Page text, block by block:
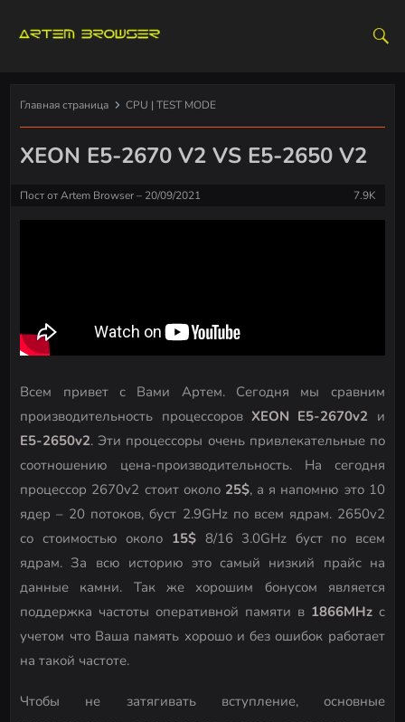
Главная страница CPU | TEST MODE
XEON E5-2670 V2 VS E5-2650 V2
Пост отArtem Browser 20/09/2021 7.9K
Всем привет с Вами Артем. Сегодня мы сравним
производительность процессоров XEON E5-2670v2 и
E5-2650v2. Эти процессоры очень привлекательные по
соотношению цена-производительность. На сегодня
процессор 2670v2 стоит около 25$, а я напомню это 10
ядер – 20 потоков, буст 2.9GHz по всем ядрам. 2650v2
со стоимостью около 15$8/16 3.0GHz буст по всем
ядрам. За всю историю это самый низкий прайс на
данные камни. Так же хорошим бонусом является
поддержка частоты оперативной памяти в 1866MHzс
учетом что Ваша память хорошо и без ошибок работает
на такой частоте.
Чтобы не затягивать вступление, основные